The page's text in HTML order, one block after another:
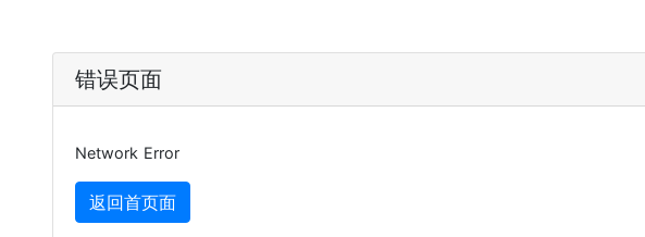
错误页面
Network Error
返回首页面